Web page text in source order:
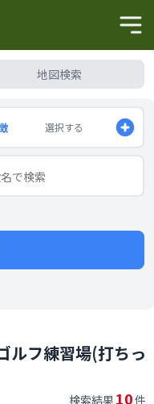
地図検索
選択する
ルフ練習場(打ちっ
検索結果 10件